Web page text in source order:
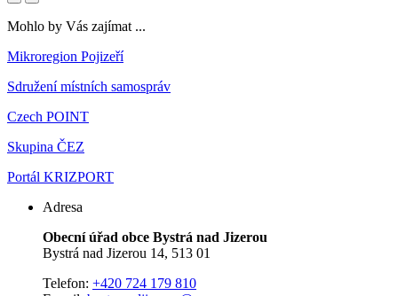
Mohlo by Vás zajímat ...
Mikroregion Pojizeří
Sdružení místních samospráv
Czech POINT
Skupina ČEZ
Portál KRIZPORT
Adresa
Obecní úřad obce Bystrá nad Jizerou
Bystrá nad Jizerou 14, 513 01
Telefon: +420 724 179 810